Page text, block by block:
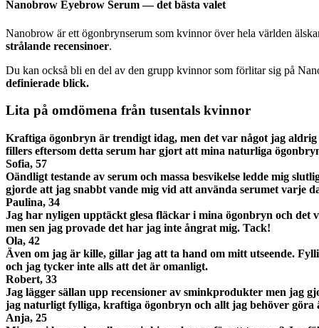
Nanobrow Eyebrow Serum — det bästa valet
Nanobrow är ett ögonbrynserum som kvinnor över hela världen
strålande recensinoer.
Du kan också bli en del av den grupp kvinnor som förlitar sig på
definierade blick.
Lita på omdömena från tusentals kvinnor
Kraftiga ögonbryn är trendigt idag, men det var något jag
fillers eftersom detta serum har gjort att mina naturliga
Sofia, 57
Oändligt testande av serum och massa besvikelse ledde mig
gjorde att jag snabbt vande mig vid att använda serumet varje
Paulina, 34
Jag har nyligen upptäckt glesa fläckar i mina ögonbryn och
men sen jag provade det har jag inte ångrat mig. Tack!
Ola, 42
Även om jag är kille, gillar jag att ta hand om mitt utseende.
och jag tycker inte alls att det är omanligt.
Robert, 33
Jag lägger sällan upp recensioner av sminkprodukter men jag
jag naturligt fylliga, kraftiga ögonbryn och allt jag behöver
Anja, 25